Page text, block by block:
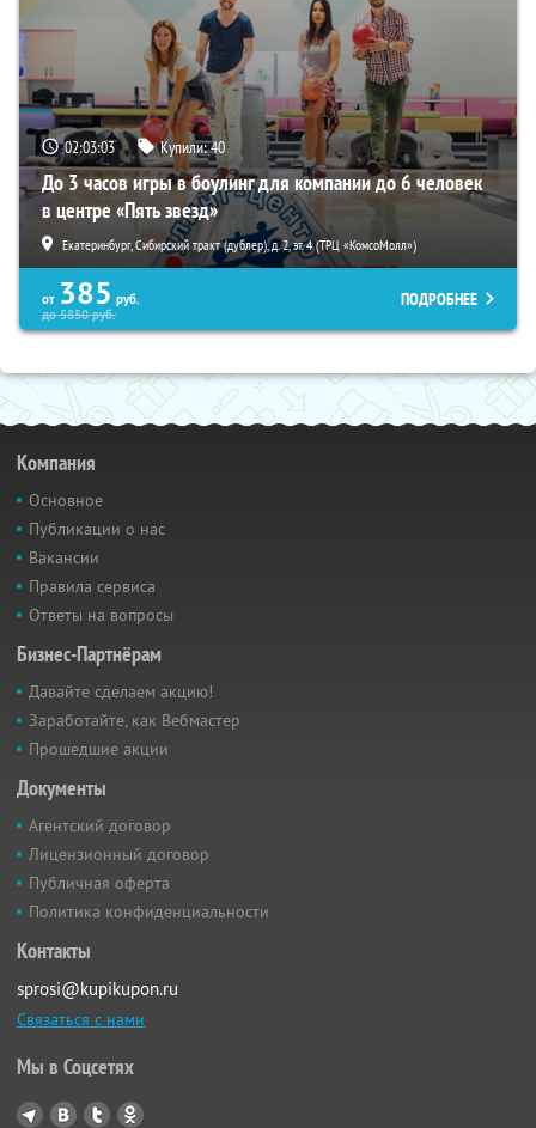
02:03:02 Купили:40
До 3 часов игры в боулинг для компании до 6 человек
в центре «Пять звезд»
Екатеринбург, Сибирский тракт (дублер), д. 2, эт. 4 (ТРЦ «КомсоМолл»)
от 385 руб.
до5850руб.
ПОДРОБНЕЕ
Компания
Основное
Публикации о нас
Вакансии
Правила сервиса
Ответы на вопросы
Бизнес-Партнёрам
Давайте сделаем акцию!
Заработайте, как Вебмастер
Прошедшие акции
Документы
Агентский договор
Лицензионный договор
Публичная оферта
Политика конфиденциальности
Контакты
sprosi@kupikupon.ru
Связаться с нами
Мы в Соцсетях